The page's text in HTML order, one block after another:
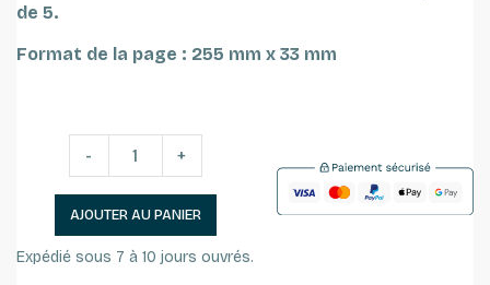
de 5.
Format de la page : 255 mm x 33 mm
- +
AJOUTER AU PANIER
Expédié sous 7 à 10 jours ouvrés.